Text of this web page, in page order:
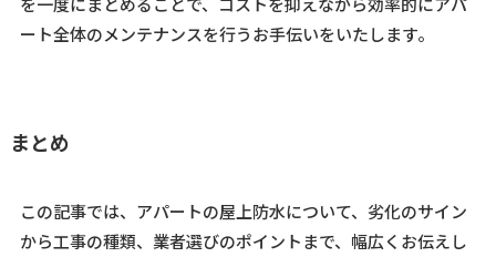
ート全体のメンテナンスを行うお手伝いをいたします。
まとめ
この記事では、アパートの屋上防水について、劣化のサイン
から工事の種類、業者選びのポイントまで、幅広くお伝えし